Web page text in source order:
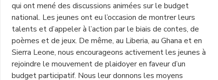
qui ont mené des discussions animées sur le budget
national. Les jeunes ont eu l’occasion de montrer leurs
talents et d’appeler à l’action par le biais de contes, de
poèmes et de jeux. De même, au Liberia, au Ghana et en
Sierra Leone, nous encourageons activement les jeunes à
rejoindre le mouvement de plaidoyer en faveur d’un
budget participatif. Nous leur donnons les moyens